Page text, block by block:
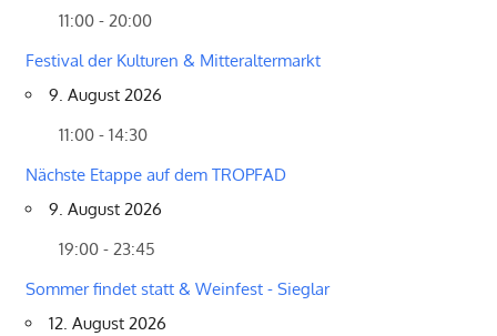
11:00 - 20:00
Festival der Kulturen & Mitteraltermarkt
9. August 2026
11:00 - 14:30
Nächste Etappe auf dem TROPFAD
9. August 2026
19:00 - 23:45
Sommer findet statt & Weinfest - Sieglar
12. August 2026